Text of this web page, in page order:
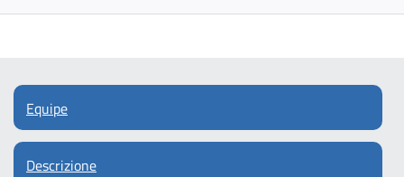
Equipe
Descrizione